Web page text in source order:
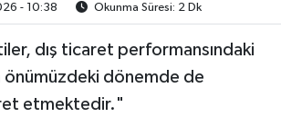
- 10:38 Okunma Süresi: 2 Dk
dış ticaret performansındaki
önümüzdeki dönemde de
etmektedir."